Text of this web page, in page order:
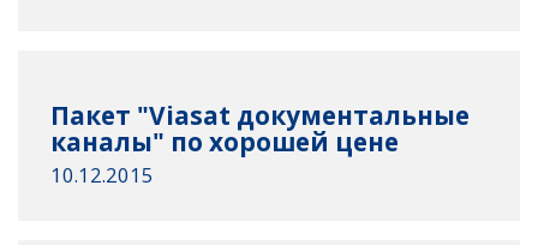
Пакет "Viasat документальные
каналы" по хорошей цене
10.12.2015